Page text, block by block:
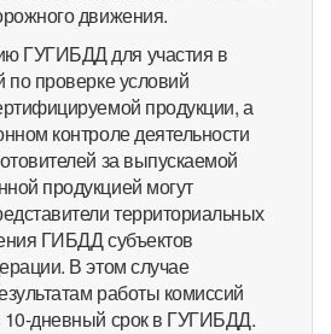
движения.
ГУГИБДД для участия в
по проверке условий
продукции, а
контроле деятельности
за выпускаемой
продукцией могут
территориальных
ГИБДД субъектов
В этом случае
работы комиссий
10-дневный срок в ГУГИБДД.